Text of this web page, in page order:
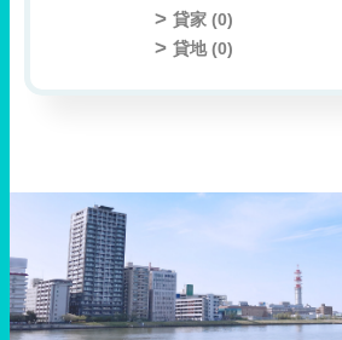
貸家 (0)
貸地 (0)